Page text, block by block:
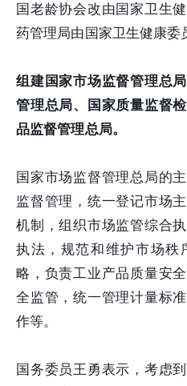
国老龄协会改由国家卫生
药管理局由国家卫生健康委
组建国家市场监督管理总局
管理总局、国家质量监督
品监督管理总局。
国家市场监督管理总局的
监督管理，统一登记市场
机制，组织市场监管综合
执法，规范和维护市场秩
略，负责工业产品质量安
全监管，统一管理计量标
作等。
国务委员王勇表示，考虑